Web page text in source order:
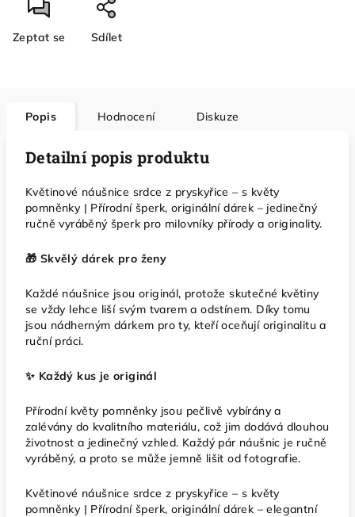
Zeptat se Sdílet
Popis Hodnocení Diskuze
Detailní popis produktu
Květinové náušnice srdce z pryskyřice – s květy
pomněnky | Přírodní šperk, originální dárek – jedinečný
ručně vyráběný šperk pro milovníky přírody a originality.
🎁 Skvělý dárek pro ženy
Každé náušnice jsou originál, protože skutečné květiny
se vždy lehce liší svým tvarem a odstínem. Díky tomu
jsou nádherným dárkem pro ty, kteří oceňují originalitu a
ruční práci.
✨ Každý kus je originál
Přírodní květy pomněnky jsou pečlivě vybírány a
zalévány do kvalitního materiálu, což jim dodává dlouhou
životnost a jedinečný vzhled. Každý pár náušnic je ručně
vyráběný, a proto se může jemně lišit od fotografie.
Květinové náušnice srdce z pryskyřice – s květy
pomněnky | Přírodní šperk, originální dárek – elegantní